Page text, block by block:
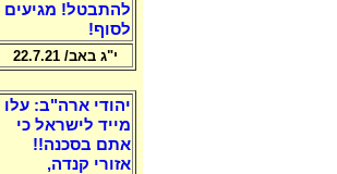
להתבטל! מגיעים
לסוף!
י"ג באב/ 22.7.21
יהודי ארה"ב: עלו
מייד לישראל כי
אתם בסכנה!!
אזורי קנדה,